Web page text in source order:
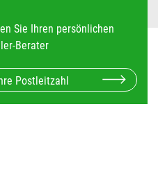
Sie Ihren persönlichen
Berater
asdfW134 245 34"